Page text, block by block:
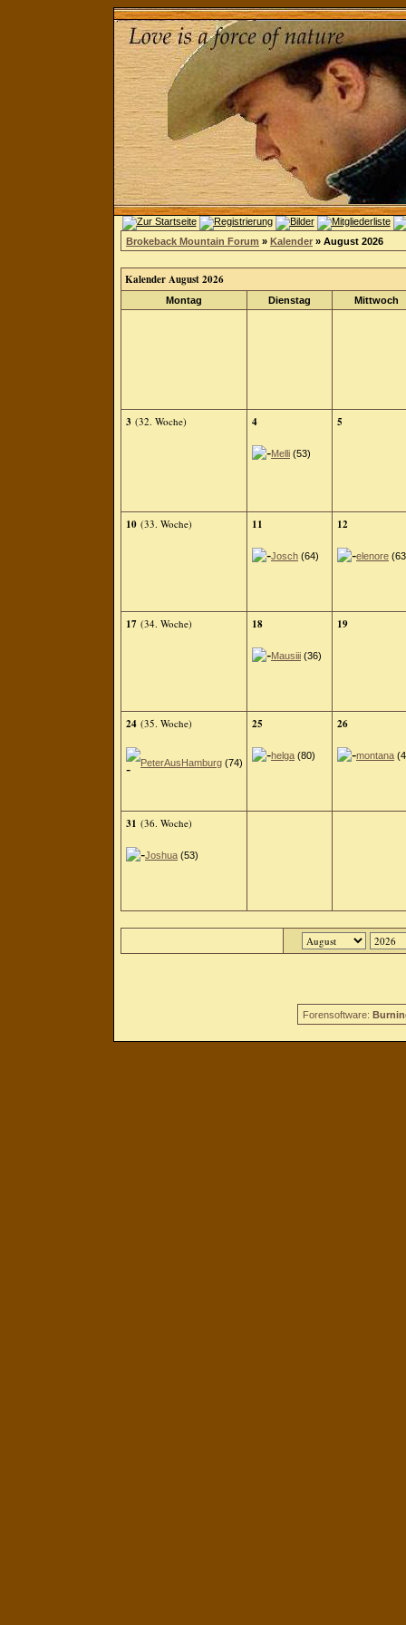
Brokeback Mountain Forum » Kalender » August 2026
Kalender August 2026
Montag Dienstag Mittwoch
3 (32. Woche) 4
Melli (53)
5
10 (33. Woche) 11
Josch (64)
12
elenore
17 (34. Woche) 18
Mausiii (36)
19
24 (35. Woche)
PeterAusHamburg (74)
25
helga (80)
26
montana
31 (36. Woche)
Joshua (53)
Forensoftware: